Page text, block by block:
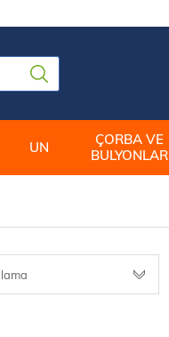
UN
ÇORBA VE
BULYONLAR